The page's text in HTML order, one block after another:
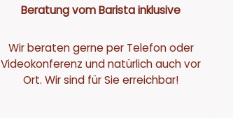
Beratung vom Barista inklusive
Wir beraten gerne per Telefon oder
Videokonferenz und natürlich auch vor
Ort. Wir sind für Sie erreichbar!